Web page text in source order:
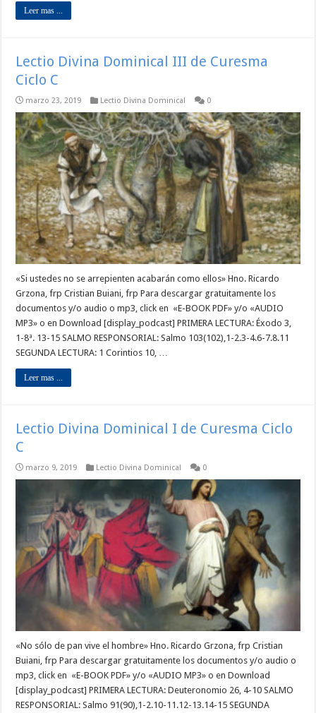
Leer mas ...
Lectio Divina Dominical III de Curesma
Ciclo C
marzo 23, 2019 Lectio Divina Dominical 0
«Si ustedes no se arrepienten acabarán como ellos» Hno. Ricardo
Grzona, frp Cristian Buiani, frp Para descargar gratuitamente los
documentos y/o audio o mp3, click en «E-BOOK PDF» y/o «AUDIO
MP3» o en Download [display_podcast] PRIMERA LECTURA: Éxodo 3,
1-8ª. 13-15 SALMO RESPONSORIAL: Salmo 103(102),1-2.3-4.6-7.8.11
SEGUNDA LECTURA: 1 Corintios 10, …
Leer mas ...
Lectio Divina Dominical I de Curesma Ciclo
C
marzo 9, 2019 Lectio Divina Dominical 0
«No sólo de pan vive el hombre» Hno. Ricardo Grzona, frp Cristian
Buiani, frp Para descargar gratuitamente los documentos y/o audio o
mp3, click en «E-BOOK PDF» y/o «AUDIO MP3» o en Download
[display_podcast] PRIMERA LECTURA: Deuteronomio 26, 4-10 SALMO
RESPONSORIAL: Salmo 91(90),1-2.10-11.12-13.14-15 SEGUNDA